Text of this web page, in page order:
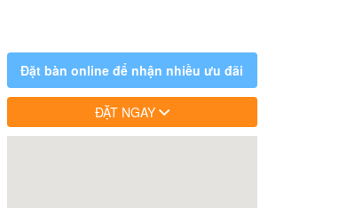
Đặt bàn online để nhận nhiều ưu đãi
ĐẶT NGAY